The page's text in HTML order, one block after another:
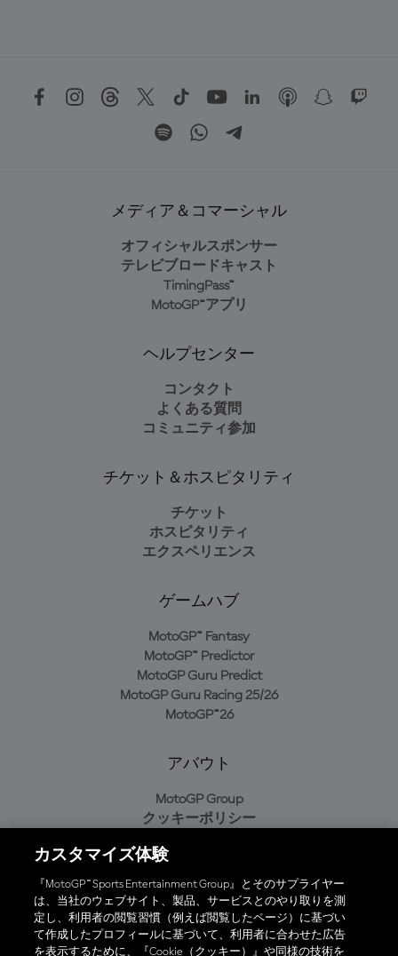
メディア＆コマーシャル
オフィシャルスポンサー
テレビブロードキャスト
TimingPass™
MotoGP™アプリ
ヘルプセンター
コンタクト
よくある質問
コミュニティ参加
チケット＆ホスピタリティ
チケット
ホスピタリティ
エクスペリエンス
ゲームハブ
MotoGP™ Fantasy
MotoGP™ Predictor
MotoGP Guru Predict
MotoGP Guru Racing 25/26
MotoGP™26
アバウト
MotoGP Group
クッキーポリシー
プライバシーポリシー
購入ポリシー
オフィシャルアプリ
カスタマイズ体験
『MotoGP™ Sports Entertainment Group』とそのサプライヤー
は、当社のウェブサイト、製品、サービスとのやり取りを測
定し、利用者の閲覧習慣（例えば閲覧したページ）に基づい
て作成したプロフィールに基づいて、利用者に合わせた広告
を表示するために、『Cookie（クッキー）』や同様の技術を